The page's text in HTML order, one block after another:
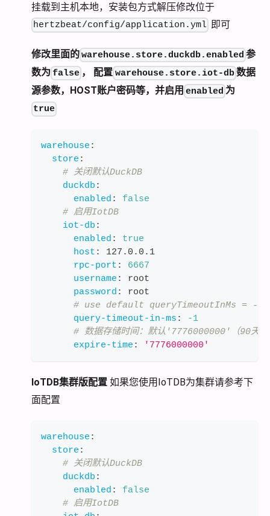
挂载到主机本地，安装包方式解压修改位于
hertzbeat/config/application.yml 即可
修改里面的warehouse.store.duckdb.enabled 参
数为 false ， 配置 warehouse.store.iot-db数据
源参数，HOST账户密码等，并启用 enabled 为
true
warehouse :
store :
# 关闭默认DuckDB
duckdb :
enabled :
false
# 启用IotDB
iot-db :
enabled :
true
host :
127.0.0.1
rpc-port :
6667
username :
root
password :
root
# use default queryTimeoutInMs = -1
query-timeout-in-ms :
-1
# 数据存储时间：默认'7776000000'（90天,
expire-time : '7776000000'
IoTDB集群版配置 如果您使用IoTDB为集群请参考下
面配置
warehouse :
store :
# 关闭默认DuckDB
duckdb :
enabled :
false
# 启用IotDB